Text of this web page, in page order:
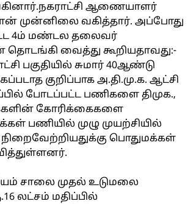
ஆணையாளர்
முன்னிலை வகித்தார். அப்போது
4ம் மண்டல தலைவர்
வைத்து கூறியதாவது:-
பகுதியில் சுமார் 40ஆண்டு
குறிப்பாக அ.தி.மு.க. ஆட்சி
போடப்பட்ட பணிகளை திமுக.,
கோரிக்கைகளை
பணியில் முழு முயற்சியில்
பொதுமக்கள்
சாலை முதல் உடுமலை
லட்சம் மதிப்பில்